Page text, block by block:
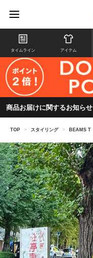
タイムライン アイテム
商品お届けに関するお知らせ
TOP > スタイリング > BEAMS T